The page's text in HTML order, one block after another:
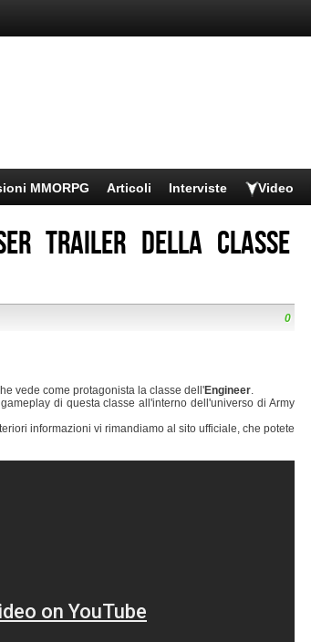
MMORPG Articoli Interviste Video
trailer della classe
0
vede come protagonista la classe dell'Engineer.
di questa classe all'interno dell'universo di Army
informazioni vi rimandiamo al sito ufficiale, che potete